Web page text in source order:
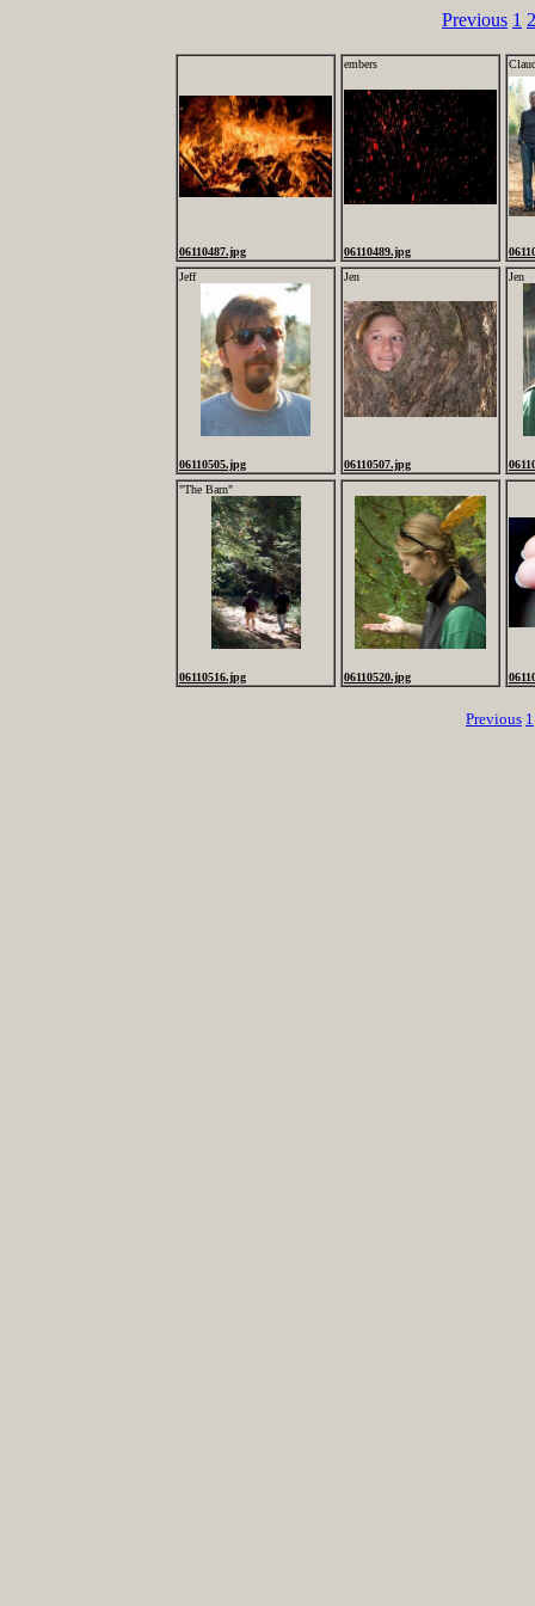
Previous 1 2
06110487.jpg
embers
06110489.jpg
Jeff
06110505.jpg
Jen
06110507.jpg
Jen
"The Barn"
06110516.jpg 06110520.jpg
Previous 1